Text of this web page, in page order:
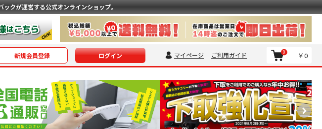
ックが運営する公式オンラインショップ。
新規会員登録 ログイン マイページ ご利用ガイド ￥0
0